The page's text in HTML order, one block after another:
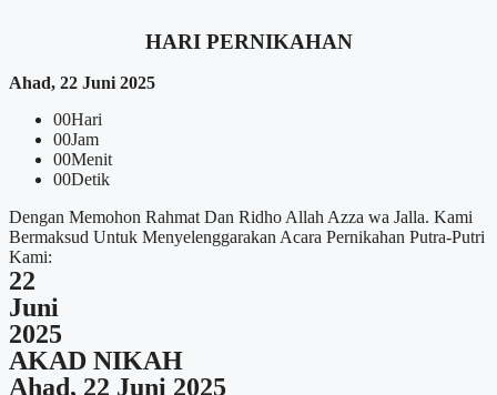
HARI PERNIKAHAN
Ahad, 22 Juni 2025
00Hari
00Jam
00Menit
00Detik
Dengan Memohon Rahmat Dan Ridho Allah Azza wa Jalla. Kami
Bermaksud Untuk Menyelenggarakan Acara Pernikahan Putra-Putri
Kami:
22
Juni
2025
AKAD NIKAH
Ahad, 22 Juni 2025